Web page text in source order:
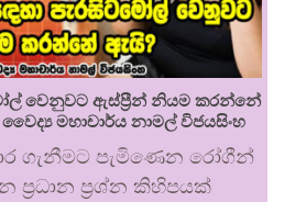
වෙනුවට ඇස්ප්‍රීන් නියම කරන්නේ
මහාචාර්ය නාමල් විජයසිංහ
ගැනීමට පැමිණෙන රෝගීන්
ප්‍රශ්න කිහිපයක්